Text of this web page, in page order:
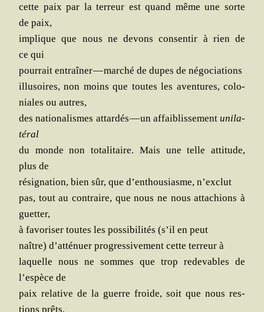
cette paix par la ter­reur est quand même une sorte
de paix,
implique que nous ne devons consen­tir à rien de
ce qui
pour­rait entraî­ner — mar­ché de dupes de négociations
illu­soires, non moins que toutes les aven­tures, colo­
niales ou autres,
des natio­na­lismes attar­dés — un affai­blis­se­ment uni­la­
té­ral
du monde non tota­li­taire. Mais une telle atti­tude,
plus de
rési­gna­tion, bien sûr, que d’enthousiasme, n’exclut
pas, tout au contraire, que nous ne nous atta­chions à
guetter,
à favo­ri­ser toutes les pos­si­bi­li­tés (s’il en peut
naître) d’atténuer pro­gres­si­ve­ment cette ter­reur à
laquelle nous ne sommes que trop rede­vables de
l’espèce de
paix rela­tive de la guerre froide, soit que nous res­
tions prêts,